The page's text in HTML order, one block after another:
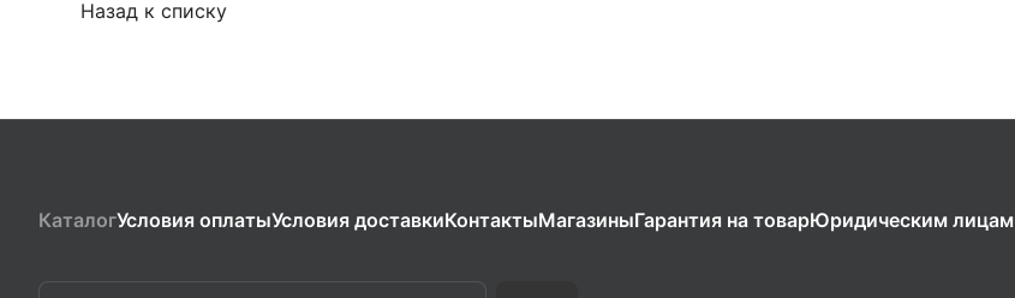
Назад к списку
КаталогУсловия оплатыУсловия доставкиКонтактыМагазиныГарантия на товарЮридическим лицам